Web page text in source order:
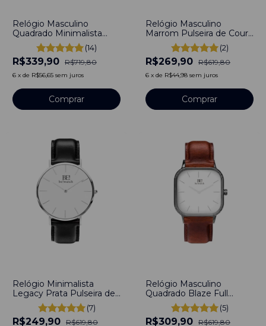
Relógio Masculino
Quadrado Minimalista
Field Link Prata Fundo
Prata Pulseira Prata
40mm Aço Inoxidável
banhado a titânio
(14)
R$339,90 R$719,80
6 x de R$56,65 sem juros
Comprar
Relógio Masculino
Marrom Pulseira de Couro
Legacy Silver 40mm Aço
Inoxidável banhado a
titânio
(2)
R$269,90 R$619,80
6 x de R$44,98 sem juros
Comprar
Relógio Minimalista
Legacy Prata Pulseira de
Couro Preto 40mm Aço
Inoxidável banhado a
titânio
(7)
R$249,90 R$619,80
Relógio Masculino
Quadrado Blaze Full
Pulseira de Couro Marrom
Legitimo 40mm
Minimalista Aço
(5)
R$309,90 R$619,80